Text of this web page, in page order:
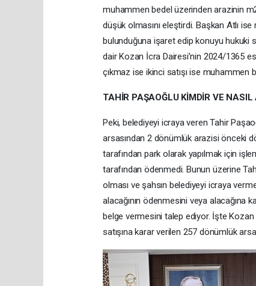
muhammen bedel üzerinden arazinin
düşük olmasını eleştirdi. Başkan Atlı
bulunduğuna işaret edip konuyu hukuki
dair Kozan İcra Dairesi’nin 2024/1365
çıkmaz ise ikinci satışı ise muhammen
TAHİR PAŞAOĞLU KİMDİR VE
Peki, belediyeyi icraya veren Tahir
arsasından 2 dönümlük arazisi önceki
tarafından park olarak yapılmak için
tarafından ödenmedi. Bunun üzerine
olması ve şahsın belediyeyi icraya
alacağının ödenmesini veya alacağına
belge vermesini talep ediyor. İşte Kozan
satışına karar verilen 257 dönümlük